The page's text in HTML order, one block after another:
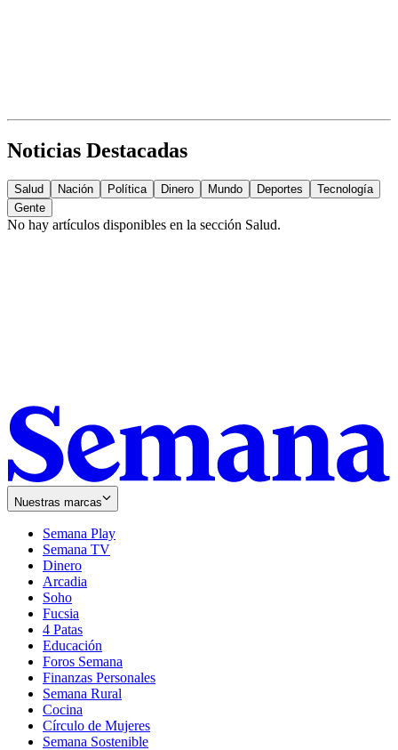
Noticias Destacadas
Salud Nación Política Dinero Mundo Deportes
Tecnología
Gente
No hay artículos disponibles en la sección Salud.
Nuestras marcas
Semana Play
Semana TV
Dinero
Arcadia
Soho
in
new
window
Fucsia
in
new
window
4 Patas
Educación
Foros Semana
Finanzas Personales
Semana Rural
Cocina
Círculo de Mujeres
Semana Sostenible